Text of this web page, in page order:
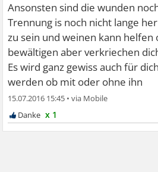
Ansonsten sind die wunden
Trennung is noch nicht lange
zu sein und weinen kann helfen
bewältigen aber verkriechen
Es wird ganz gewiss auch für
werden ob mit oder ohne ihn
15.07.2016 15:45 •
x 1